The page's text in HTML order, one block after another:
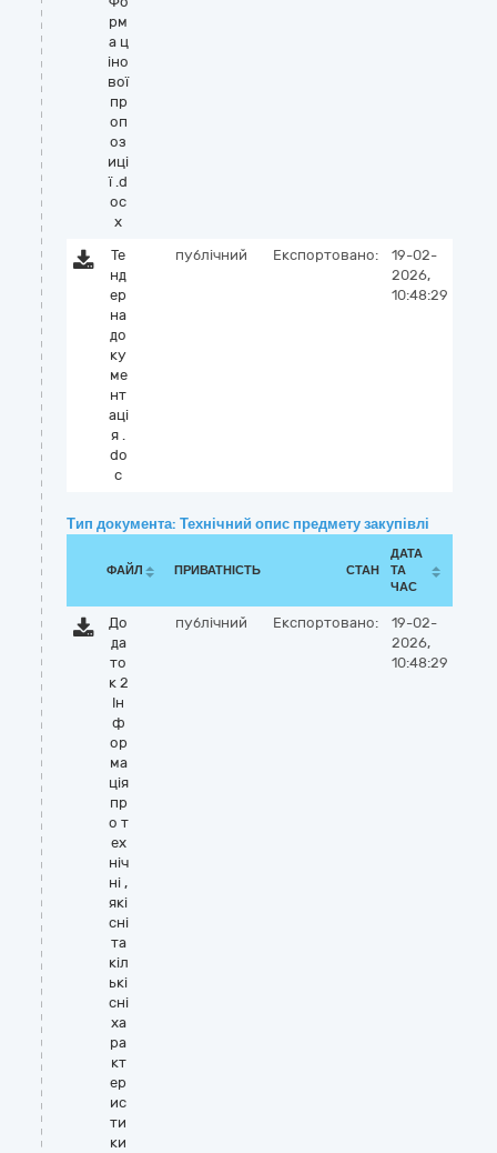
рм
а ц
іно
вої
пр
оп
оз
иці
ї .d
oc
x
Те
нд
ер
на
до
ку
ме
нт
аці
я .
do
c
публічний Експортовано:
19-02-
2026,
10:48:29
Тип документа: Технічний опис предмету закупівлі
ФАЙЛ ПРИВАТНІСТЬ СТАН
ДАТА
ТА
ЧАС
До
да
то
к 2
Ін
ф
ор
ма
ція
пр
о т
ех
ніч
ні ,
які
сні
та
кіл
ькі
сні
ха
ра
кт
ер
ис
ти
ки
публічний Експортовано:
19-02-
2026,
10:48:29